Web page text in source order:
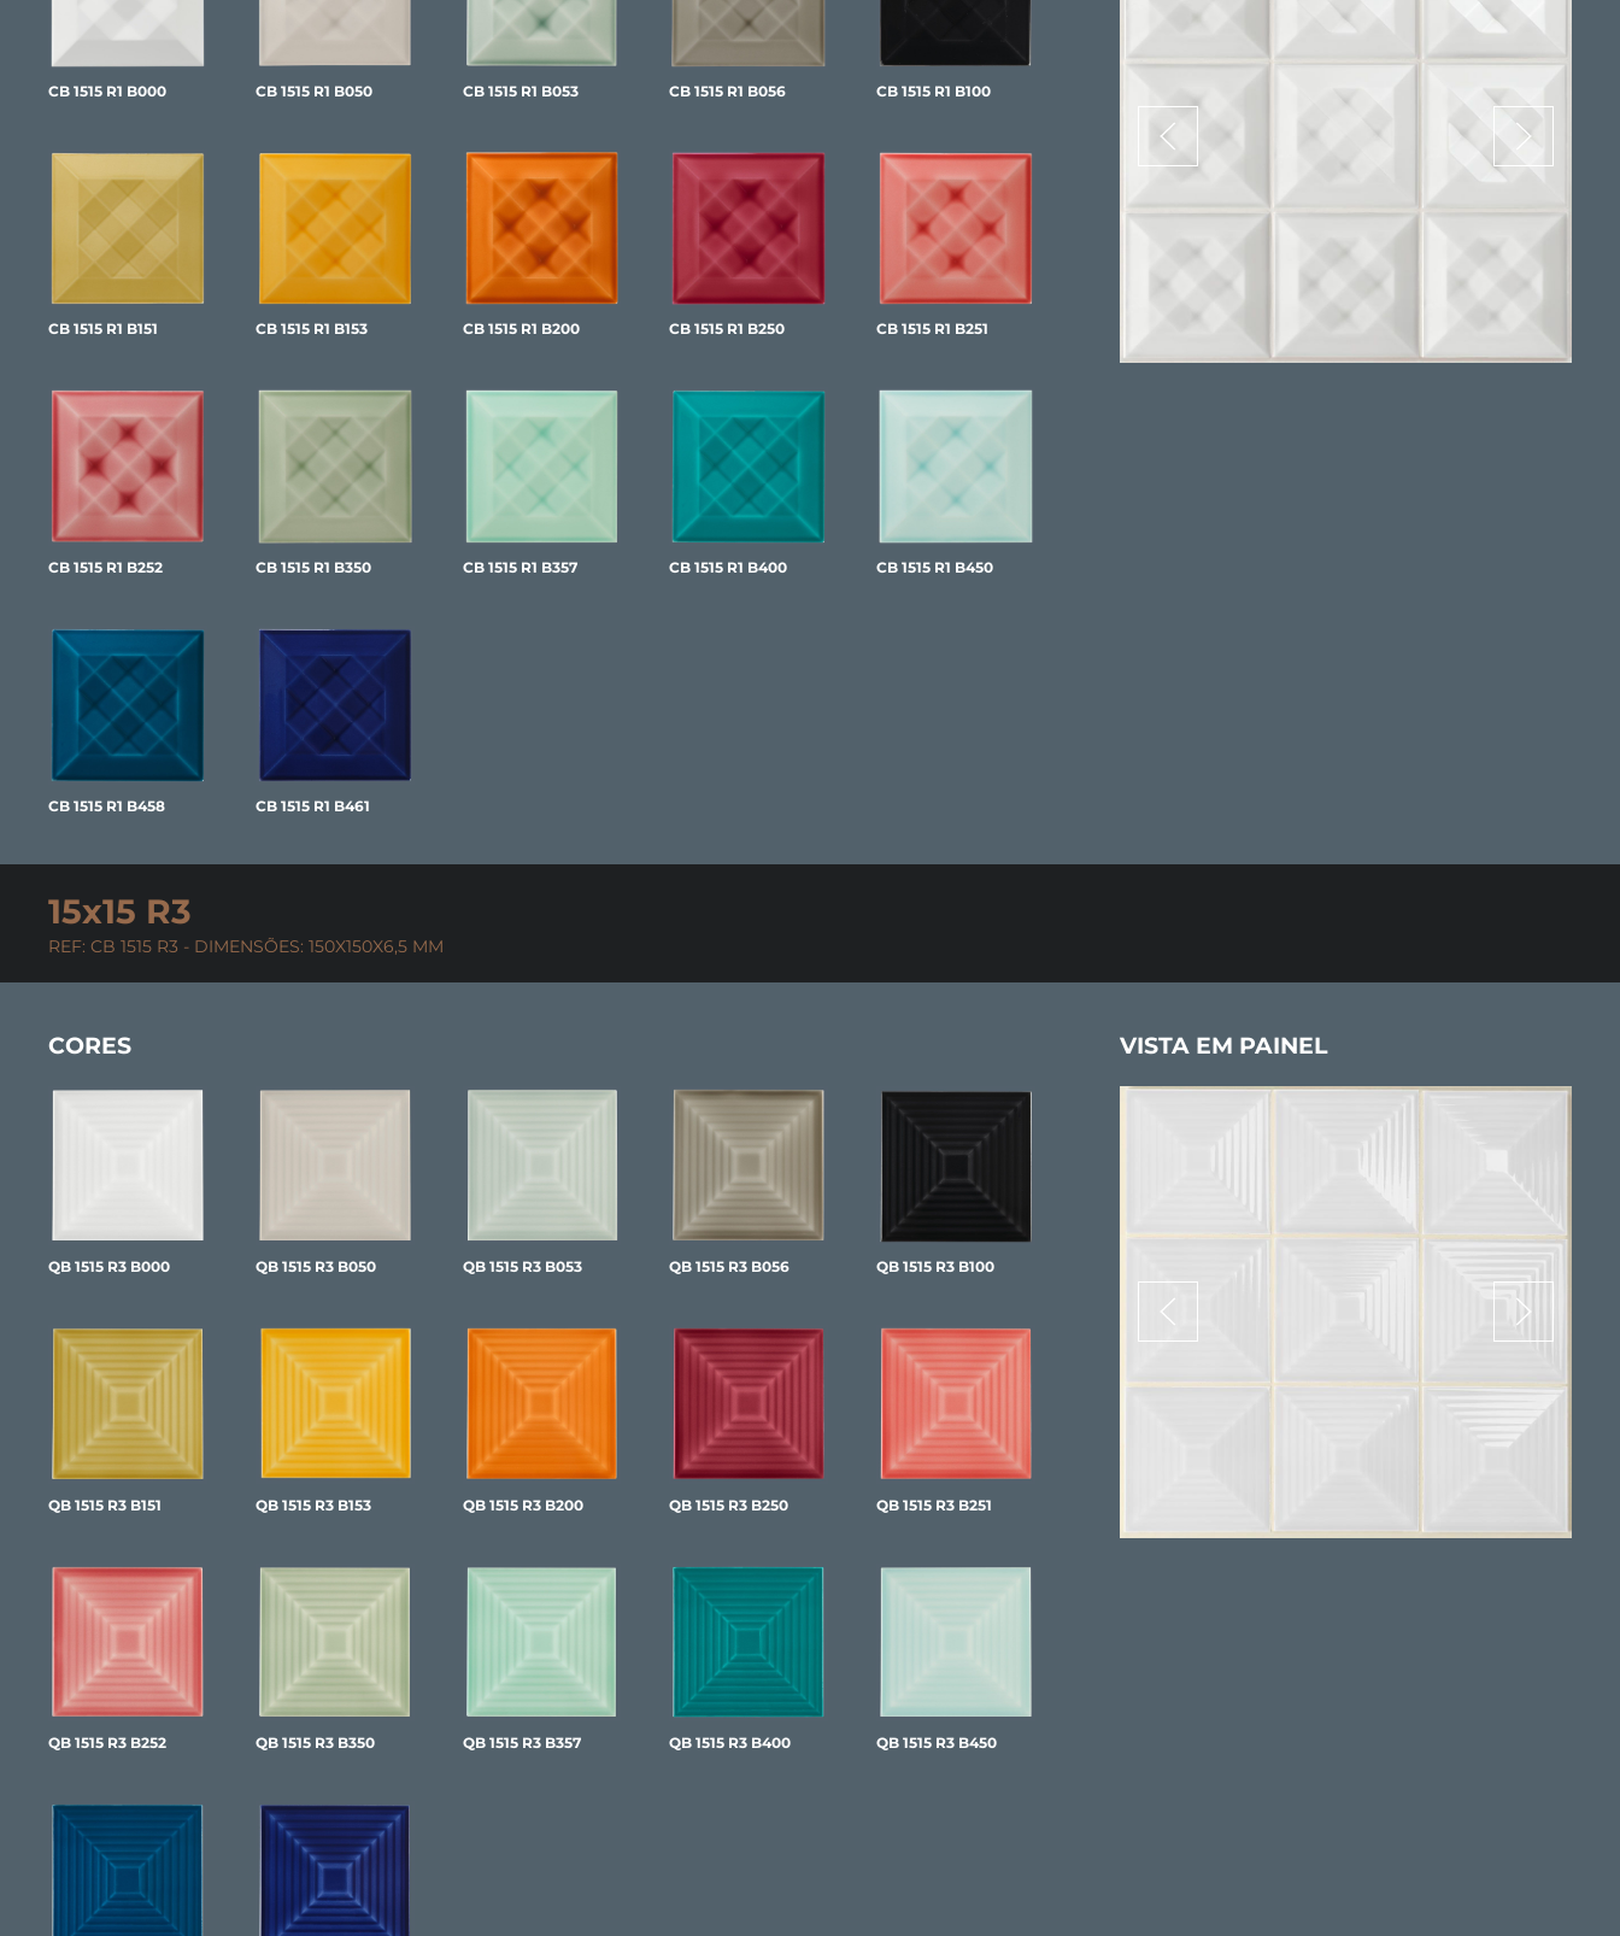
CB 1515 R1 B000 CB 1515 R1 B050 CB 1515 R1 B053 CB 1515 R1 B056 CB 1515 R1 B100
CB 1515 R1 B151 CB 1515 R1 B153 CB 1515 R1 B200 CB 1515 R1 B250 CB 1515 R1 B251
CB 1515 R1 B252 CB 1515 R1 B350 CB 1515 R1 B357 CB 1515 R1 B400 CB 1515 R1 B450
CB 1515 R1 B458 CB 1515 R1 B461
15x15 R3
REF: CB 1515 R3 - DIMENSÕES: 150X150X6,5 MM
CORES
QB 1515 R3 B000 QB 1515 R3 B050 QB 1515 R3 B053 QB 1515 R3 B056 QB 1515 R3 B100
QB 1515 R3 B151 QB 1515 R3 B153 QB 1515 R3 B200 QB 1515 R3 B250 QB 1515 R3 B251
QB 1515 R3 B252 QB 1515 R3 B350 QB 1515 R3 B357 QB 1515 R3 B400 QB 1515 R3 B450
VISTA EM PAINEL